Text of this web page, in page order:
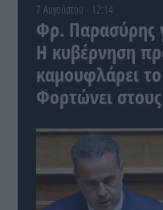
7 Αυγούστου - 12:14
Φρ. Παρασύρης
Η κυβέρνηση
καμουφλάρει
Φορτώνει